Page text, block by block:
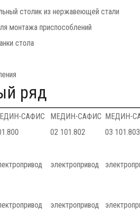
столик из нержавеющей стали
монтажа приспособлений
стола
ряд
САФИС
МЕДИН-САФИС
02 101.802
МЕДИН-
03 101.803
электропривод
электропривод